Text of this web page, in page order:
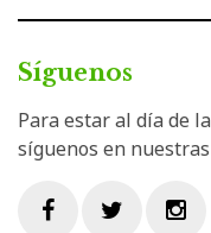
Síguenos
Para estar al día de
síguenos en